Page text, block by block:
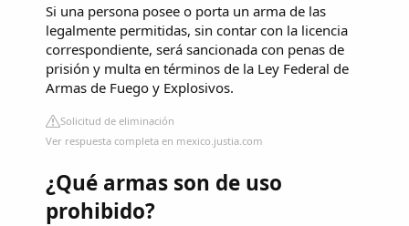
Si una persona posee o porta un arma de las
legalmente permitidas, sin contar con la licencia
correspondiente, será sancionada con penas de
prisión y multa en términos de la Ley Federal de
Armas de Fuego y Explosivos.
Solicitud de eliminación
Ver respuesta completa en mexico.justia.com
¿Qué armas son de uso
prohibido?